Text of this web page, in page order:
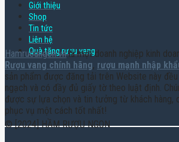
Giới thiệu
Shop
Tin tức
Liên hệ
Quà tặng rượu vang
Hamruoungon.vnlà một doanh nghiệp kinh
Rượu vang chính hãng, rượu mạnh nhập
sản phẩm được đăng tải trên Website này
ngạch và có đầy đủ giấy tờ theo luật định.
được sự lựa chọn và tin tưởng từ khách hàng,
phục vụ một cách tốt nhất!
© [2024] HẦM RƯỢU NGON